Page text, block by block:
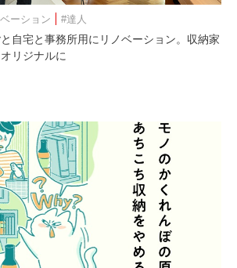
ーション #達人
自宅と事務所用にリノベーション。収納家
リジナルに